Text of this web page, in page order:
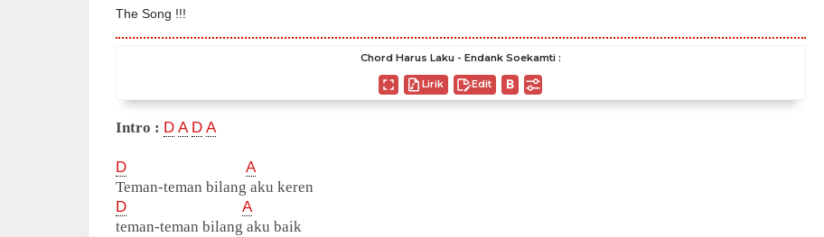
The Song !!!
Chord Harus Laku - Endank Soekamti :
Lirik Edit
Intro : D A D A
D
A
Teman-teman bilang aku keren
D
A
teman-teman bilang aku baik